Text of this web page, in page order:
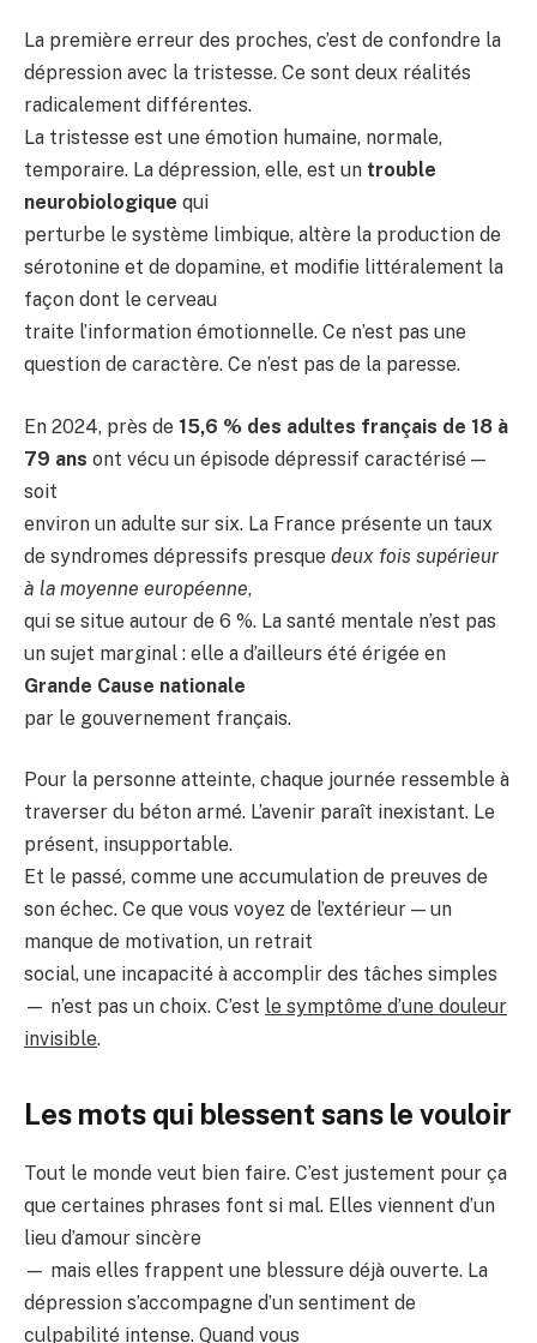
La première erreur des proches, c’est de confondre la
dépression avec la tristesse. Ce sont deux réalités
radicalement différentes.
La tristesse est une émotion humaine, normale,
temporaire. La dépression, elle, est un trouble
neurobiologique qui
perturbe le système limbique, altère la production de
sérotonine et de dopamine, et modifie littéralement la
façon dont le cerveau
traite l’information émotionnelle. Ce n’est pas une
question de caractère. Ce n’est pas de la paresse.
En 2024, près de 15,6 % des adultes français de 18 à
79 ans ont vécu un épisode dépressif caractérisé —
soit
environ un adulte sur six. La France présente un taux
de syndromes dépressifs presque deux fois supérieur
à la moyenne européenne,
qui se situe autour de 6 %. La santé mentale n’est pas
un sujet marginal : elle a d’ailleurs été érigée en
Grande Cause nationale
par le gouvernement français.
Pour la personne atteinte, chaque journée ressemble à
traverser du béton armé. L’avenir paraît inexistant. Le
présent, insupportable.
Et le passé, comme une accumulation de preuves de
son échec. Ce que vous voyez de l’extérieur — un
manque de motivation, un retrait
social, une incapacité à accomplir des tâches simples
— n’est pas un choix. C’est le symptôme d’une douleur
invisible.
Les mots qui blessent sans le vouloir
Tout le monde veut bien faire. C’est justement pour ça
que certaines phrases font si mal. Elles viennent d’un
lieu d’amour sincère
— mais elles frappent une blessure déjà ouverte. La
dépression s’accompagne d’un sentiment de
culpabilité intense. Quand vous